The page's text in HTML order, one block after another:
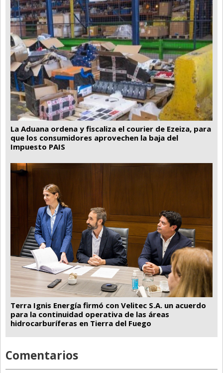
La Aduana ordena y fiscaliza el courier de Ezeiza, para
que los consumidores aprovechen la baja del
Impuesto PAIS
Terra Ignis Energía firmó con Velitec S.A. un acuerdo
para la continuidad operativa de las áreas
hidrocarburíferas en Tierra del Fuego
Comentarios